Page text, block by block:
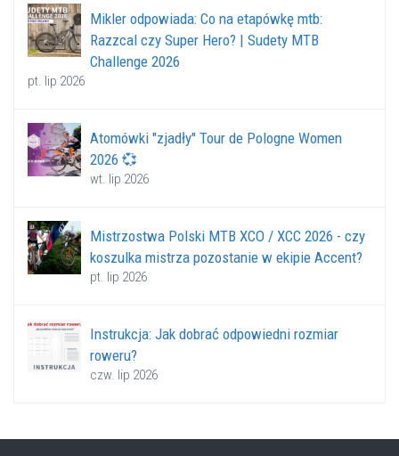
Mikler odpowiada: Co na etapówkę mtb:
Razzcal czy Super Hero? | Sudety MTB
Challenge 2026
pt. lip 2026
Atomówki "zjadły" Tour de Pologne Women
2026 💞
wt. lip 2026
Mistrzostwa Polski MTB XCO / XCC 2026 - czy
koszulka mistrza pozostanie w ekipie Accent?
pt. lip 2026
Instrukcja: Jak dobrać odpowiedni rozmiar
roweru?
czw. lip 2026